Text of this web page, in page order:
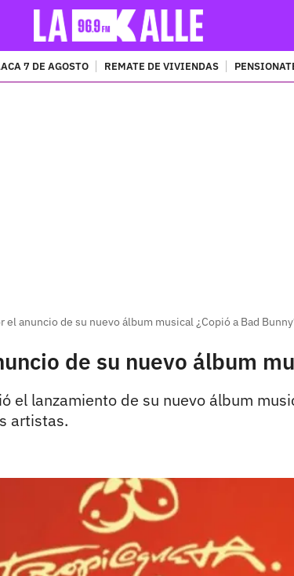
7 DE AGOSTO REMATE DE VIVIENDAS
el anuncio de su nuevo álbum musical ¿Copió a Bad
de su nuevo álbum
el lanzamiento de su nuevo álbum
artistas.